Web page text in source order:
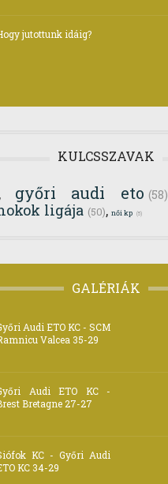
jutottunk idáig?
KULCSSZAVAK
, győri audi eto (58)
ligája (50), női kp (5)
GALÉRIÁK
Audi ETO KC - SCM
Valcea 35-29
Audi ETO KC -
Bretagne 27-27
KC - Győri Audi
KC 34-29